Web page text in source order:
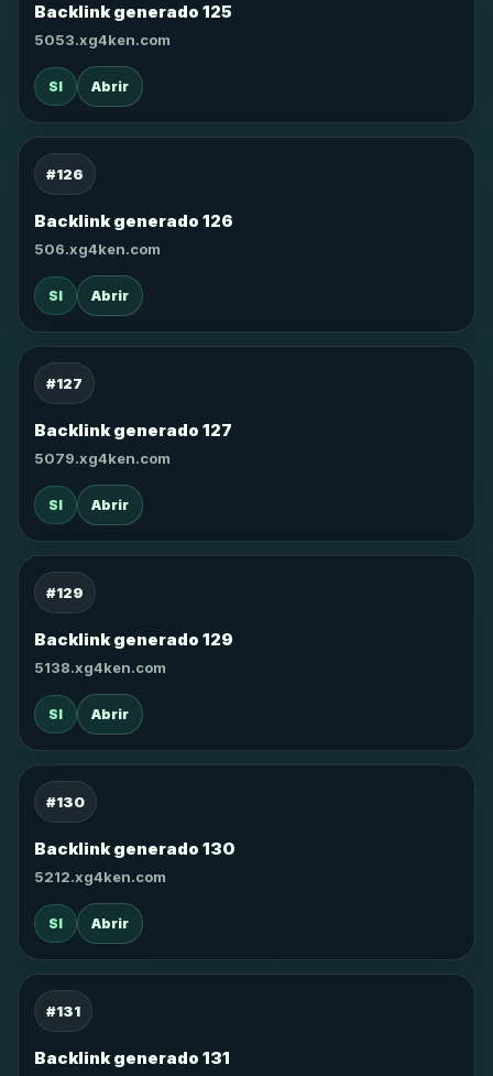
Backlink generado 125
5053.xg4ken.com
SI Abrir
#126
Backlink generado 126
506.xg4ken.com
SI Abrir
#127
Backlink generado 127
5079.xg4ken.com
SI Abrir
#129
Backlink generado 129
5138.xg4ken.com
SI Abrir
#130
Backlink generado 130
5212.xg4ken.com
SI Abrir
#131
Backlink generado 131